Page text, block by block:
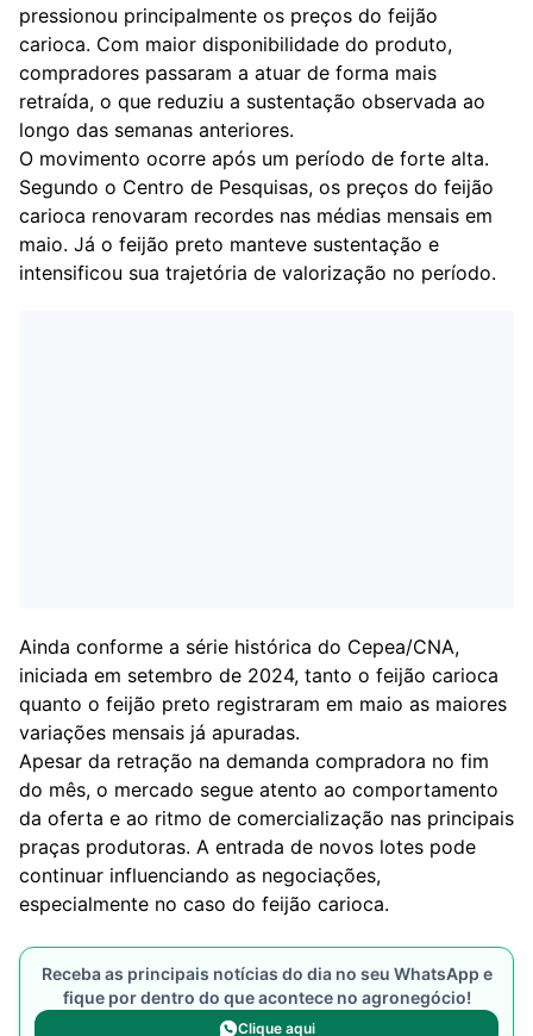
pressionou principalmente os preços do feijão
carioca. Com maior disponibilidade do produto,
compradores passaram a atuar de forma mais
retraída, o que reduziu a sustentação observada ao
longo das semanas anteriores.
O movimento ocorre após um período de forte alta.
Segundo o Centro de Pesquisas, os preços do feijão
carioca renovaram recordes nas médias mensais em
maio. Já o feijão preto manteve sustentação e
intensificou sua trajetória de valorização no período.
Ainda conforme a série histórica do Cepea/CNA,
iniciada em setembro de 2024, tanto o feijão carioca
quanto o feijão preto registraram em maio as maiores
variações mensais já apuradas.
Apesar da retração na demanda compradora no fim
do mês, o mercado segue atento ao comportamento
da oferta e ao ritmo de comercialização nas principais
praças produtoras. A entrada de novos lotes pode
continuar influenciando as negociações,
especialmente no caso do feijão carioca.
Receba as principais notícias do dia no seu WhatsApp e
fique por dentro do que acontece no agronegócio!
Clique aqui